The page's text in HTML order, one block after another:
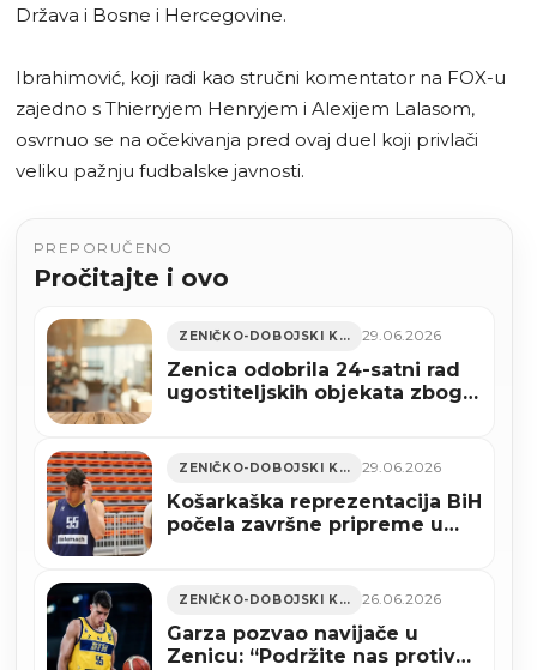
Država i Bosne i Hercegovine.
Ibrahimović, koji radi kao stručni komentator na FOX-u
zajedno s Thierryjem Henryjem i Alexijem Lalasom,
osvrnuo se na očekivanja pred ovaj duel koji privlači
veliku pažnju fudbalske javnosti.
PREPORUČENO
Pročitajte i ovo
ZENIČKO-DOBOJSKI KANTON 29.06.2026
Zenica odobrila 24-satni rad
ugostiteljskih objekata zbog
ZENIČKO-DOBOJSKI KANTON 29.06.2026
Košarkaška reprezentacija BiH
počela završne pripreme u
ZENIČKO-DOBOJSKI KANTON 26.06.2026
Garza pozvao navijače u
Zenicu: “Podržite nas protiv